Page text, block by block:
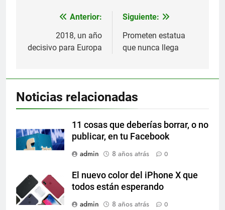
Navegación
entradas
Anterior:
2018, un año
decisivo para Europa
Siguiente:
Prometen estatua
que nunca llega
Noticias relacionadas
11 cosas que deberías borrar, o no
publicar, en tu Facebook
admin
8 años atrás 0
El nuevo color del iPhone X que
todos están esperando
admin
8 años atrás 0